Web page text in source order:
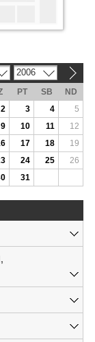
2006
PT SB
ND
2 3 4
5
9 10 11
12
17 18
19
24 25
26
31